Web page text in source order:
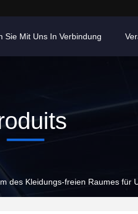
Sie Mit Uns In Verbindung
des Kleidungs-freien Raumes für